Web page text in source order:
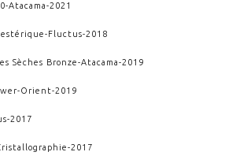
-Atacama-2021
- Fluctus-2018
Sèches Bronze-Atacama-2019
-Orient-2019
-2017
-2017